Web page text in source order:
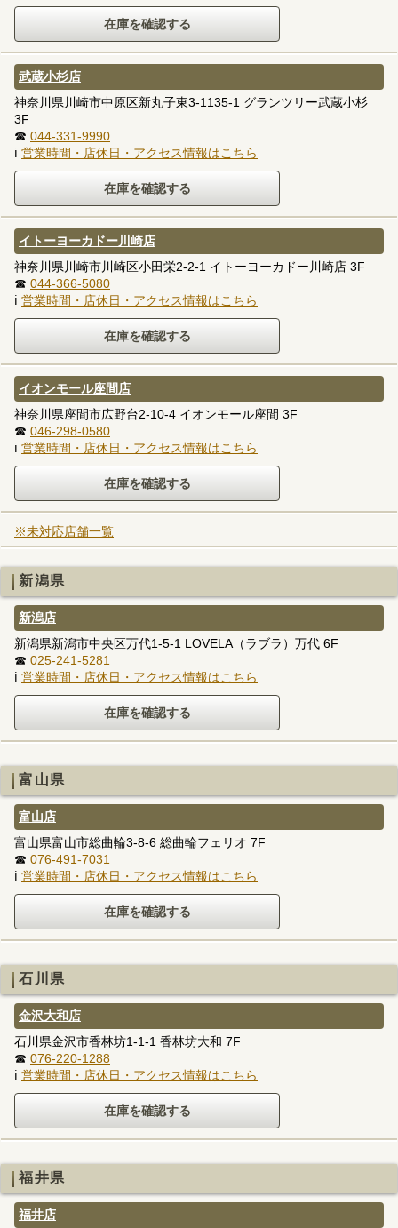
武蔵小杉店
神奈川県川崎市中原区新丸子東3-1135-1 グランツリー武蔵小杉
3F
☎ 044-331-9990
ℹ 営業時間・店休日・アクセス情報はこちら
イトーヨーカドー川崎店
神奈川県川崎市川崎区小田栄2-2-1 イトーヨーカドー川崎店 3F
☎ 044-366-5080
ℹ 営業時間・店休日・アクセス情報はこちら
イオンモール座間店
神奈川県座間市広野台2-10-4 イオンモール座間 3F
☎ 046-298-0580
ℹ 営業時間・店休日・アクセス情報はこちら
※未対応店舗一覧
新潟県
新潟店
新潟県新潟市中央区万代1-5-1 LOVELA（ラブラ）万代 6F
☎ 025-241-5281
ℹ 営業時間・店休日・アクセス情報はこちら
富山県
富山店
富山県富山市総曲輪3-8-6 総曲輪フェリオ 7F
☎ 076-491-7031
ℹ 営業時間・店休日・アクセス情報はこちら
石川県
金沢大和店
石川県金沢市香林坊1-1-1 香林坊大和 7F
☎ 076-220-1288
ℹ 営業時間・店休日・アクセス情報はこちら
福井県
福井店